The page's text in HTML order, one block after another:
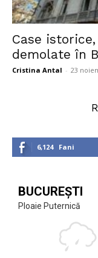
Case
demolate în
Cristina Antal - 23
6,124 Fani
BUCUREȘTI
Ploaie Puternică